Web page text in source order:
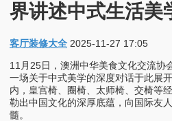
界讲述中式生活美
客厅装修大全 2025-11-27 17:05
11月25日，澳洲中华美食文化交流协
一场关于中式美学的深度对话于此展
内，皇宫椅、圈椅、太师椅、交椅等
勒出中国文化的深厚底蕴，向国际友
髓。